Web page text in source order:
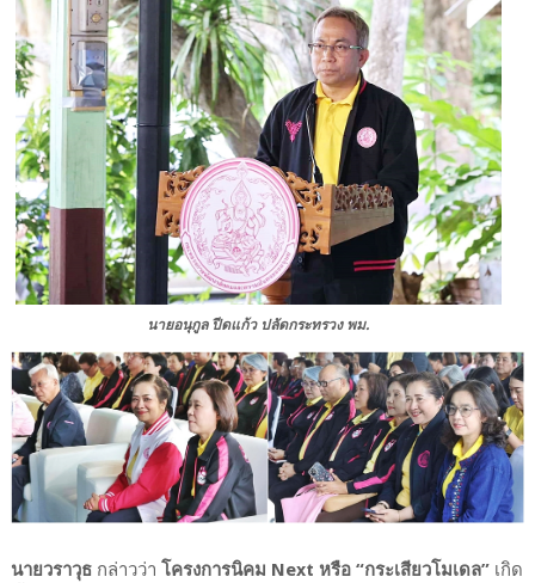
นายอนุกูล ปีดแก้ว ปลัดกระทรวง พม.
นายวราวุธกล่าวว่า โครงการนิคม Next หรือ “กระเสียวโมเดล”เกิด